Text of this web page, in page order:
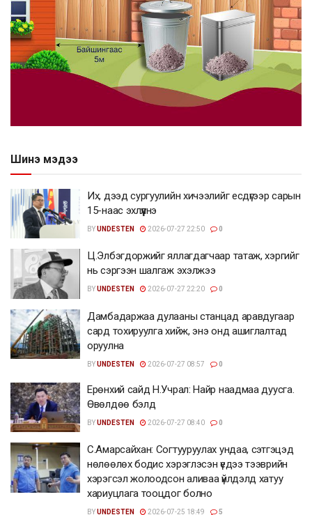
Шинэ мэдээ
Их, дээд сургуулийн хичээлийг есдүгээр сарын
15-наас эхлүүлнэ
BYUNDESTEN 2026-07-27 22:50 0
Ц.Элбэгдоржийг яллагдагчаар татаж, хэргийг
нь сэргээн шалгаж эхэлжээ
BYUNDESTEN 2026-07-27 22:20 0
Дамбадаржаа дулааны станцад аравдугаар
сард тохируулга хийж, энэ онд ашиглалтад
оруулна
BYUNDESTEN 2026-07-27 08:57 0
Ерөнхий сайд Н.Учрал: Найр наадмаа дуусга.
Өвөлдөө бэлд
BYUNDESTEN 2026-07-27 08:40 0
С.Амарсайхан: Согтууруулах ундаа, сэтгэцэд
нөлөөлөх бодис хэрэглэсэн үедээ тээврийн
хэрэгсэл жолоодсон аливаа үйлдэлд хатуу
хариуцлага тооцдог болно
BYUNDESTEN 2026-07-25 18:49 5